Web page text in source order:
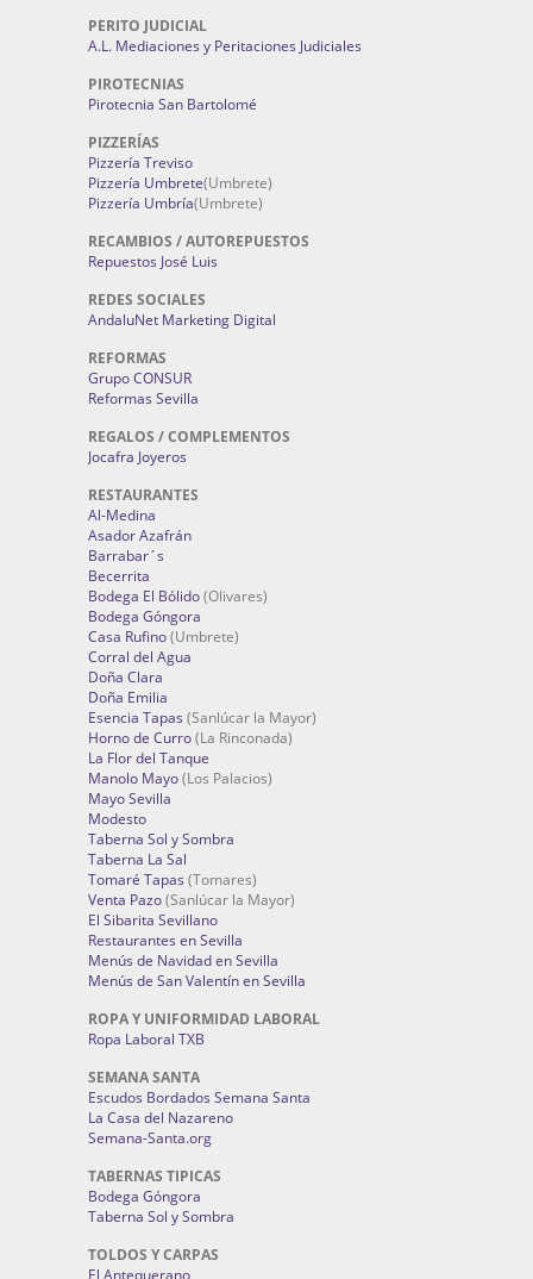
PERITO JUDICIAL
A.L. Mediaciones y Peritaciones Judiciales
PIROTECNIAS
Pirotecnia San Bartolomé
PIZZERÍAS
Pizzería Treviso
Pizzería Umbrete(Umbrete)
Pizzería Umbría(Umbrete)
RECAMBIOS / AUTOREPUESTOS
Repuestos José Luis
REDES SOCIALES
AndaluNet Marketing Digital
REFORMAS
Grupo CONSUR
Reformas Sevilla
REGALOS / COMPLEMENTOS
Jocafra Joyeros
RESTAURANTES
Al-Medina
Asador Azafrán
Barrabar´s
Becerrita
Bodega El Bólido(Olivares)
Bodega Góngora
Casa Rufino(Umbrete)
Corral del Agua
Doña Clara
Doña Emilia
Esencia Tapas (Sanlúcar la Mayor)
Horno de Curro(La Rinconada)
La Flor del Tanque
Manolo Mayo(Los Palacios)
Mayo Sevilla
Modesto
Taberna Sol y Sombra
Taberna La Sal
Tomaré Tapas (Tomares)
Venta Pazo(Sanlúcar la Mayor)
El Sibarita Sevillano
Restaurantes en Sevilla
Menús de Navidad en Sevilla
Menús de San Valentín en Sevilla
ROPA Y UNIFORMIDAD LABORAL
Ropa Laboral TXB
SEMANA SANTA
Escudos Bordados Semana Santa
La Casa del Nazareno
Semana-Santa.org
TABERNAS TIPICAS
Bodega Góngora
Taberna Sol y Sombra
TOLDOS Y CARPAS
El Antequerano